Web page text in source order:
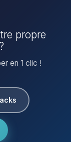
propre
en 1 clic !